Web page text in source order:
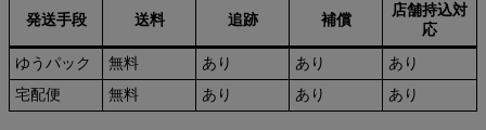
発送手段 送料 追跡 補償
店舗持込対
応
ゆうパック 無料 あり あり
あり
宅配便
無料 あり あり あり